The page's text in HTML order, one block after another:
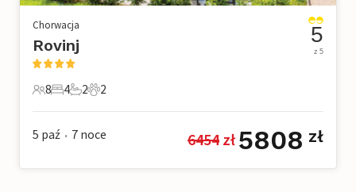
Chorwacja
Rovinj
8 Goście
8
4 Sypialnie
4
2 Łazienki
2
2 Zwierzęta domowe
2
5
z 5
5 paź • 7 noce 6454 zł 5808 zł